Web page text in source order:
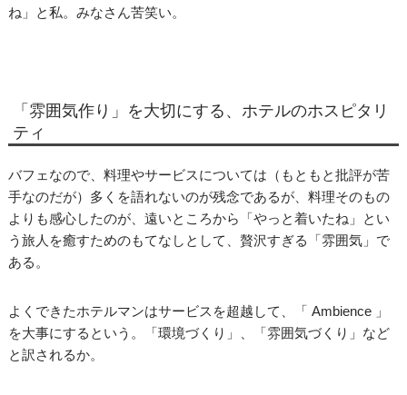
ね」と私。みなさん苦笑い。
「雰囲気作り」を大切にする、ホテルのホスピタリ
ティ
バフェなので、料理やサービスについては（もともと批評が苦
手なのだが）多くを語れないのが残念であるが、料理そのもの
よりも感心したのが、遠いところから「やっと着いたね」とい
う旅人を癒すためのもてなしとして、贅沢すぎる「雰囲気」で
ある。
よくできたホテルマンはサービスを超越して、「 Ambience 」
を大事にするという。「環境づくり」、「雰囲気づくり」など
と訳されるか。